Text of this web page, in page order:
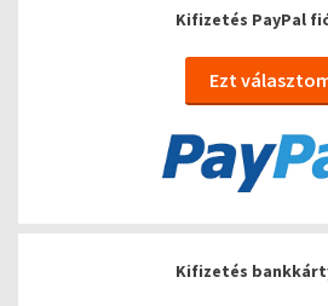
Kifizetés PayPal
Ezt
Kifizetés